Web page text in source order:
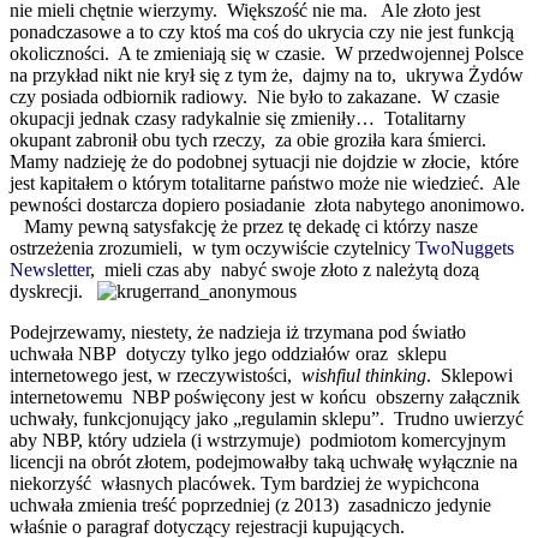
nie mieli chętnie wierzymy. Większość nie ma. Ale złoto jest
ponadczasowe a to czy ktoś ma coś do ukrycia czy nie jest funkcją
okoliczności. A te zmieniają się w czasie. W przedwojennej Polsce
na przykład nikt nie krył się z tym że, dajmy na to, ukrywa Żydów
czy posiada odbiornik radiowy. Nie było to zakazane. W czasie
okupacji jednak czasy radykalnie się zmieniły… Totalitarny
okupant zabronił obu tych rzeczy, za obie groziła kara śmierci.
Mamy nadzieję że do podobnej sytuacji nie dojdzie w złocie, które
jest kapitałem o którym totalitarne państwo może nie wiedzieć. Ale
pewności dostarcza dopiero posiadanie złota nabytego anonimowo.
Mamy pewną satysfakcję że przez tę dekadę ci którzy nasze
ostrzeżenia zrozumieli, w tym oczywiście czytelnicy TwoNuggets
Newsletter, mieli czas aby nabyć swoje złoto z należytą dozą
dyskrecji.
Podejrzewamy, niestety, że nadzieja iż trzymana pod światło
uchwała NBP dotyczy tylko jego oddziałów oraz sklepu
internetowego jest, w rzeczywistości, wishfiul thinking. Sklepowi
internetowemu NBP poświęcony jest w końcu obszerny załącznik
uchwały, funkcjonujący jako „regulamin sklepu”. Trudno uwierzyć
aby NBP, który udziela (i wstrzymuje) podmiotom komercyjnym
licencji na obrót złotem, podejmowałby taką uchwałę wyłącznie na
niekorzyść własnych placówek. Tym bardziej że wypichcona
uchwała zmienia treść poprzedniej (z 2013) zasadniczo jedynie
właśnie o paragraf dotyczący rejestracji kupujących.